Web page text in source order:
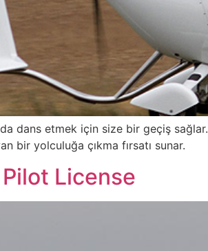
dans etmek için size bir geçiş
bir yolculuğa çıkma fırsatı sunar.
License